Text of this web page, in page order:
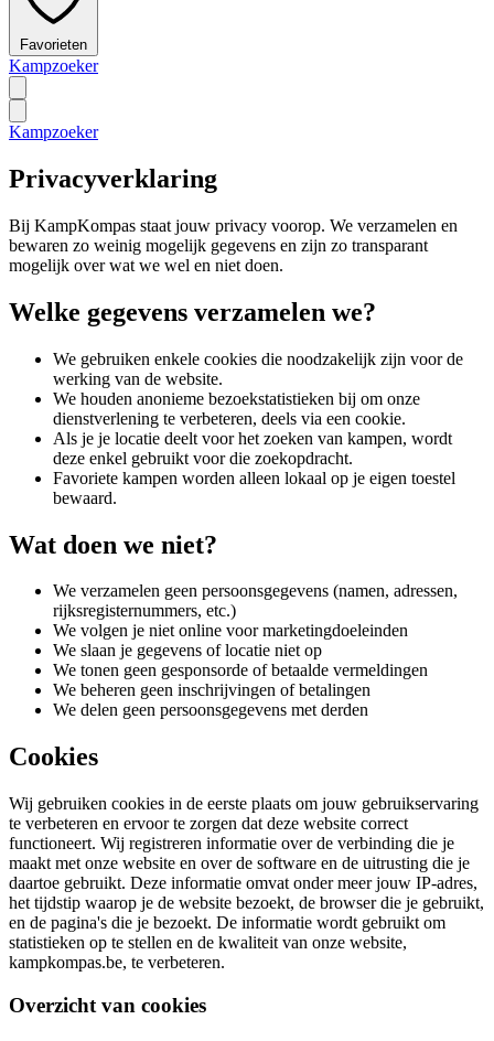
Favorieten
Kampzoeker
Kampzoeker
Privacyverklaring
Bij KampKompas staat jouw privacy voorop. We verzamelen en
bewaren zo weinig mogelijk gegevens en zijn zo transparant
mogelijk over wat we wel en niet doen.
Welke gegevens verzamelen we?
We gebruiken enkele cookies die noodzakelijk zijn voor de
werking van de website.
We houden anonieme bezoekstatistieken bij om onze
dienstverlening te verbeteren, deels via een cookie.
Als je je locatie deelt voor het zoeken van kampen, wordt
deze enkel gebruikt voor die zoekopdracht.
Favoriete kampen worden alleen lokaal op je eigen toestel
bewaard.
Wat doen we niet?
We verzamelen geen persoonsgegevens (namen, adressen,
rijksregisternummers, etc.)
We volgen je niet online voor marketingdoeleinden
We slaan je gegevens of locatie niet op
We tonen geen gesponsorde of betaalde vermeldingen
We beheren geen inschrijvingen of betalingen
We delen geen persoonsgegevens met derden
Cookies
Wij gebruiken cookies in de eerste plaats om jouw gebruikservaring
te verbeteren en ervoor te zorgen dat deze website correct
functioneert. Wij registreren informatie over de verbinding die je
maakt met onze website en over de software en de uitrusting die je
daartoe gebruikt. Deze informatie omvat onder meer jouw IP-adres,
het tijdstip waarop je de website bezoekt, de browser die je gebruikt,
en de pagina's die je bezoekt. De informatie wordt gebruikt om
statistieken op te stellen en de kwaliteit van onze website,
kampkompas.be, te verbeteren.
Overzicht van cookies